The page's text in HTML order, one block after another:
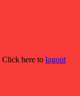
Click here to logout